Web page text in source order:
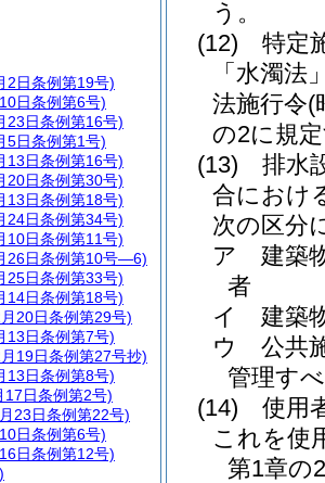
う。
(12)
特定
「水濁法
法施行令(
の2に規
(13)
排水
合におけ
次の区分
ア
建築
者
イ
建築
ウ
公共
管理す
(14)
使用
これを使
第1章の2
2日条例第19号)
日条例第6号)
23日条例第16号)
5日条例第1号)
13日条例第16号)
20日条例第30号)
13日条例第18号)
24日条例第34号)
10日条例第11号)
26日条例第10号―6)
25日条例第33号)
14日条例第18号)
20日条例第29号)
13日条例第7号)
19日条例第27号抄)
13日条例第8号)
17日条例第2号)
23日条例第22号)
日条例第6号)
日条例第12号)